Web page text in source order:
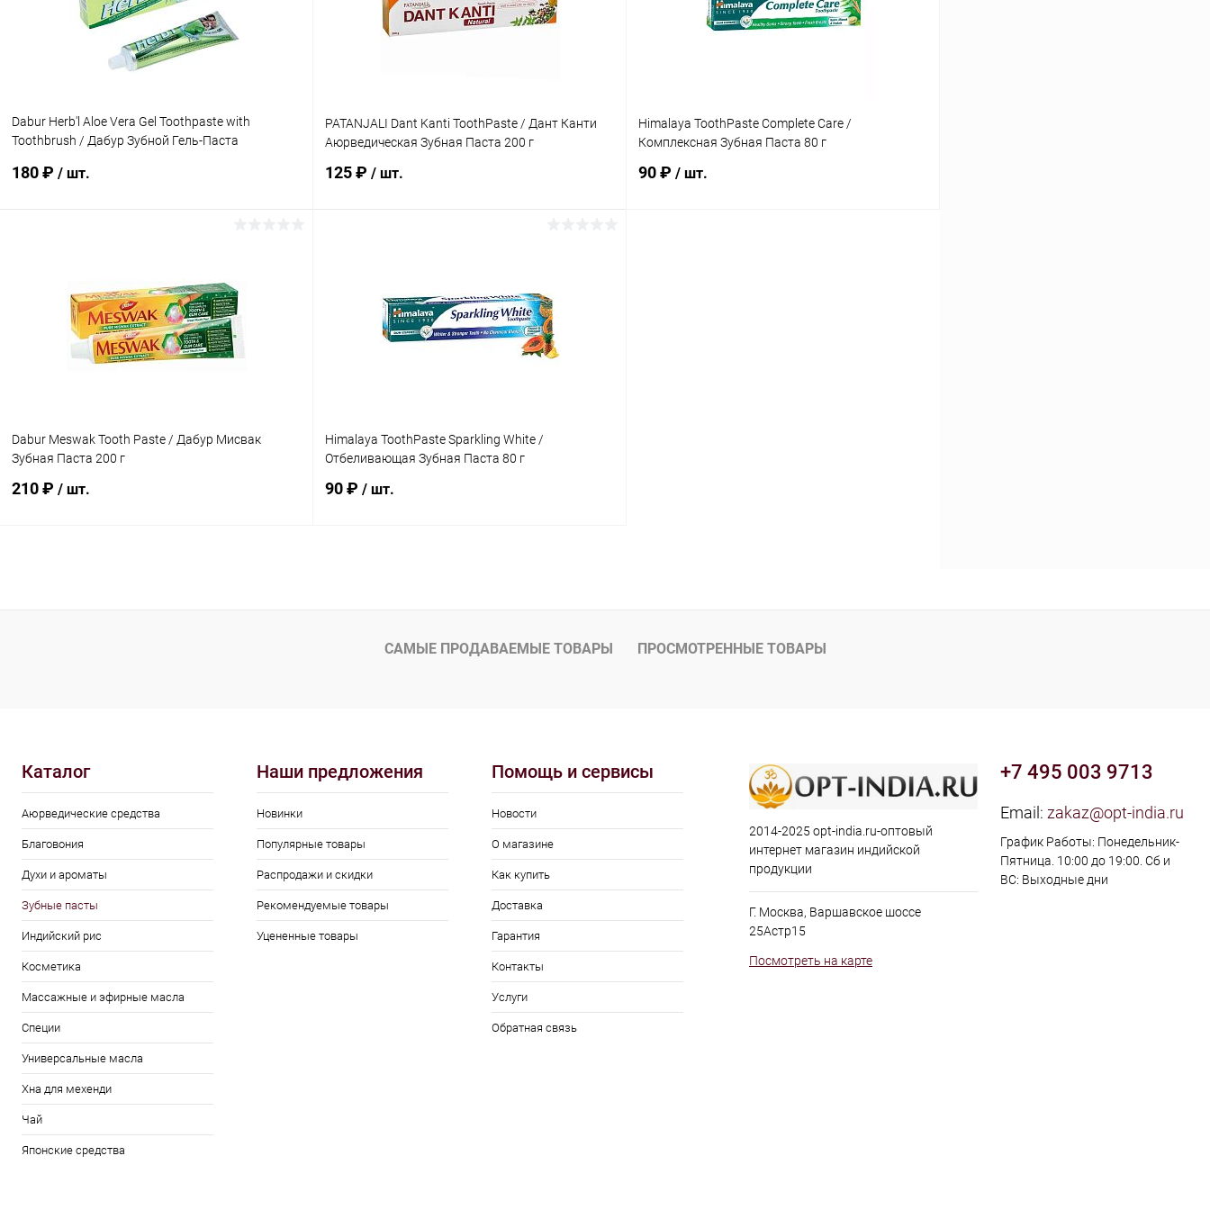
В избранное Под заказ В избранное Под заказ В избранное Под заказ
Dabur Herb'l Aloe Vera Gel Toothpaste with
Toothbrush / Дабур Зубной Гель-Паста
Ср. Жесткости 150 г
180 ₽ / шт.
Купить в 1 клик Сравнение
В избранное Под заказ
PATANJALI Dant Kanti ToothPaste / Дант Канти
Аюрведическая Зубная Паста 200 г
125 ₽ / шт.
Купить в 1 клик Сравнение
В избранное Под заказ
Himalaya ToothPaste Complete Care /
Комплексная Зубная Паста 80 г
90 ₽ / шт.
Dabur Meswak Tooth Paste / Дабур Мисвак
Зубная Паста 200 г
210 ₽ / шт.
Купить в 1 клик Сравнение
Himalaya ToothPaste Sparkling White /
Отбеливающая Зубная Паста 80 г
90 ₽ / шт.
Купить в 1 клик Сравнение
В избранное Под заказ
САМЫЕ ПРОДАВАЕМЫЕ ТОВАРЫ ПРОСМОТРЕННЫЕ ТОВАРЫ
Каталог
Аюрведические средства
Благовония
Духи и ароматы
Зубные пасты
Индийский рис
Косметика
Массажные и эфирные масла
Специи
Универсальные масла
Хна для мехенди
Чай
Японские средства
Наши предложения
Новинки
Популярные товары
Распродажи и скидки
Рекомендуемые товары
Уцененные товары
Помощь и сервисы
Новости
О магазине
Как купить
Доставка
Гарантия
Контакты
Услуги
Обратная связь
2014-2025 opt-india.ru-оптовый
интернет магазин индийской
продукции
Г. Москва, Варшавское шоссе
25Астр15
Посмотреть на карте
+7 495 003 9713
Email: zakaz@opt-india.ru
График Работы: Понедельник-
Пятница. 10:00 до 19:00. Сб и
ВС: Выходные дни